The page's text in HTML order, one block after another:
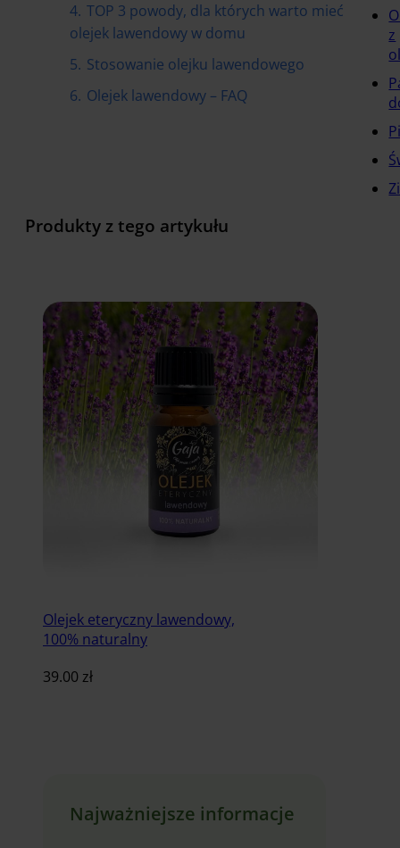
4. TOP 3 powody, dla których warto mieć
olejek lawendowy w domu
5. Stosowanie olejku lawendowego
6. Olejek lawendowy – FAQ
Produkty z tego artykułu
Olejek eteryczny lawendowy,
100% naturalny
39.00 zł
Najważniejsze informacje
z